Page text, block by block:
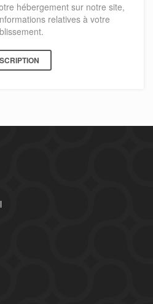
hébergement sur notre site,
relatives à votre